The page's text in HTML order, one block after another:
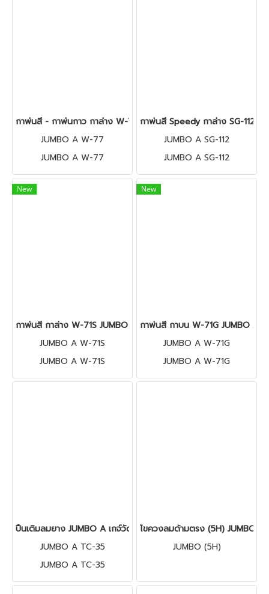
กาพ่นสี - กาพ่นกาว กาล่าง W-77 JUMBO A
JUMBO A W-77
JUMBO A W-77
กาพ่นสี Speedy กาล่าง SG-112
JUMBO A SG-112
JUMBO A SG-112
New
กาพ่นสี กาล่าง W-71S JUMBO A
JUMBO A W-71S
JUMBO A W-71S
New
กาพ่นสี กาบน W-71G JUMBO A
JUMBO A W-71G
JUMBO A W-71G
ปืนเติมลมยาง JUMBO A เกจ์วัดลม+เติมลม 220 ปอนด์
JUMBO A TC-35
JUMBO A TC-35
ไขควงลมด้ามตรง (5H) JUMBO
JUMBO (5H)